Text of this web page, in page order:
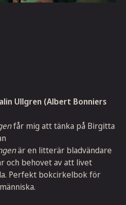
Ullgren (Albert Bonniers
får mig att tänka på Birgitta
är en litterär bladvändare
och behovet av att livet
Perfekt bokcirkelbok för